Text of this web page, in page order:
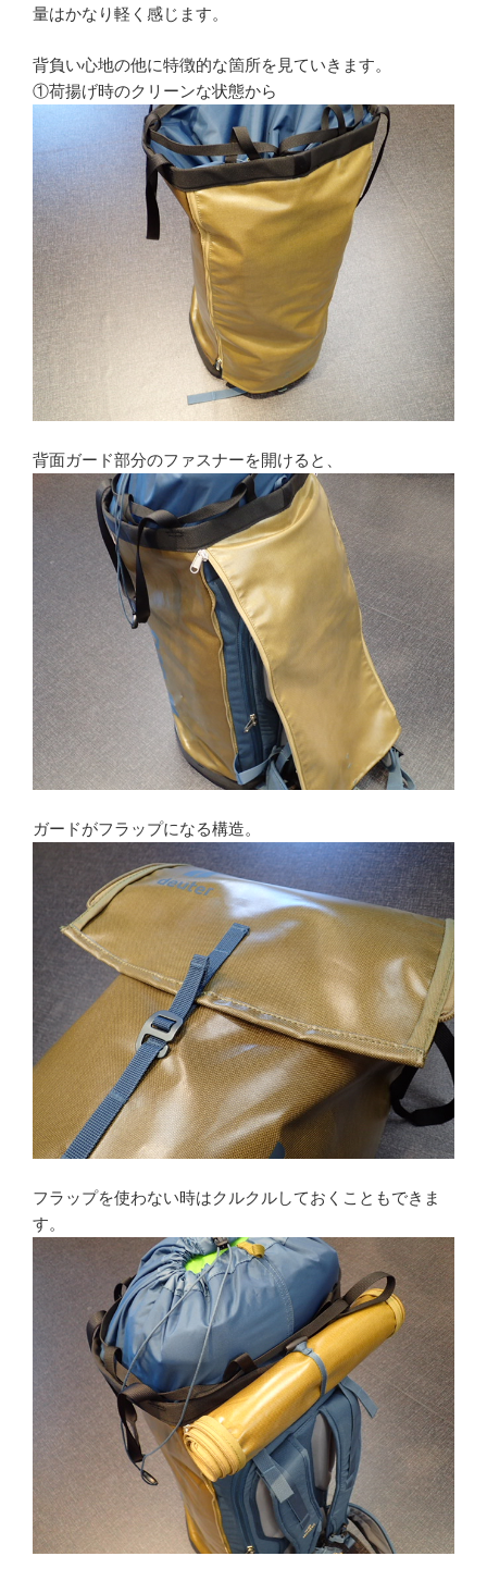
量はかなり軽く感じます。
背負い心地の他に特徴的な箇所を見ていきます。
①荷揚げ時のクリーンな状態から
背面ガード部分のファスナーを開けると、
ガードがフラップになる構造。
フラップを使わない時はクルクルしておくこともできま
す。